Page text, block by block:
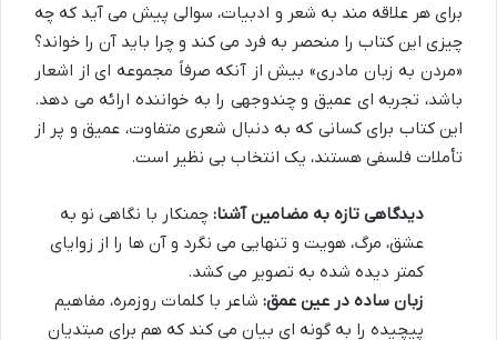
برای هر علاقه مند به شعر و ادبیات، سوالی پیش می آید که چه
چیزی این کتاب را منحصر به فرد می کند و چرا باید آن را خواند؟
«مردن به زبان مادری» بیش از آنکه صرفاً مجموعه ای از اشعار
باشد، تجربه ای عمیق و چندوجهی را به خواننده ارائه می دهد.
این کتاب برای کسانی که به دنبال شعری متفاوت، عمیق و پر از
تأملات فلسفی هستند، یک انتخاب بی نظیر است.
دیدگاهی تازه به مضامین آشنا: چمنکار با نگاهی نو به
عشق، مرگ، هویت و تنهایی می نگرد و آن ها را از زوایای
کمتر دیده شده به تصویر می کشد.
زبان ساده در عین عمق: شاعر با کلمات روزمره، مفاهیم
پیچیده را به گونه ای بیان می کند که هم برای مبتدیان